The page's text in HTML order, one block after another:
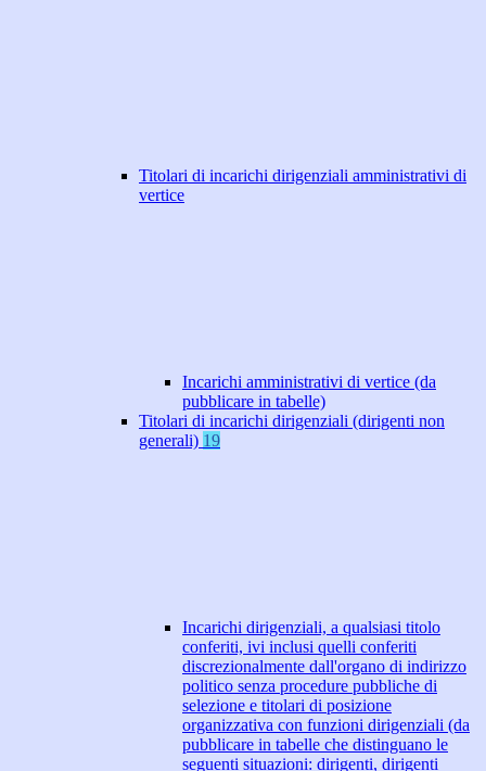
Titolari di incarichi dirigenziali amministrativi di
vertice
Incarichi amministrativi di vertice (da
pubblicare in tabelle)
Titolari di incarichi dirigenziali (dirigenti non
generali) 19
Incarichi dirigenziali, a qualsiasi titolo
conferiti, ivi inclusi quelli conferiti
discrezionalmente dall'organo di indirizzo
politico senza procedure pubbliche di
selezione e titolari di posizione
organizzativa con funzioni dirigenziali (da
pubblicare in tabelle che distinguano le
seguenti situazioni: dirigenti, dirigenti